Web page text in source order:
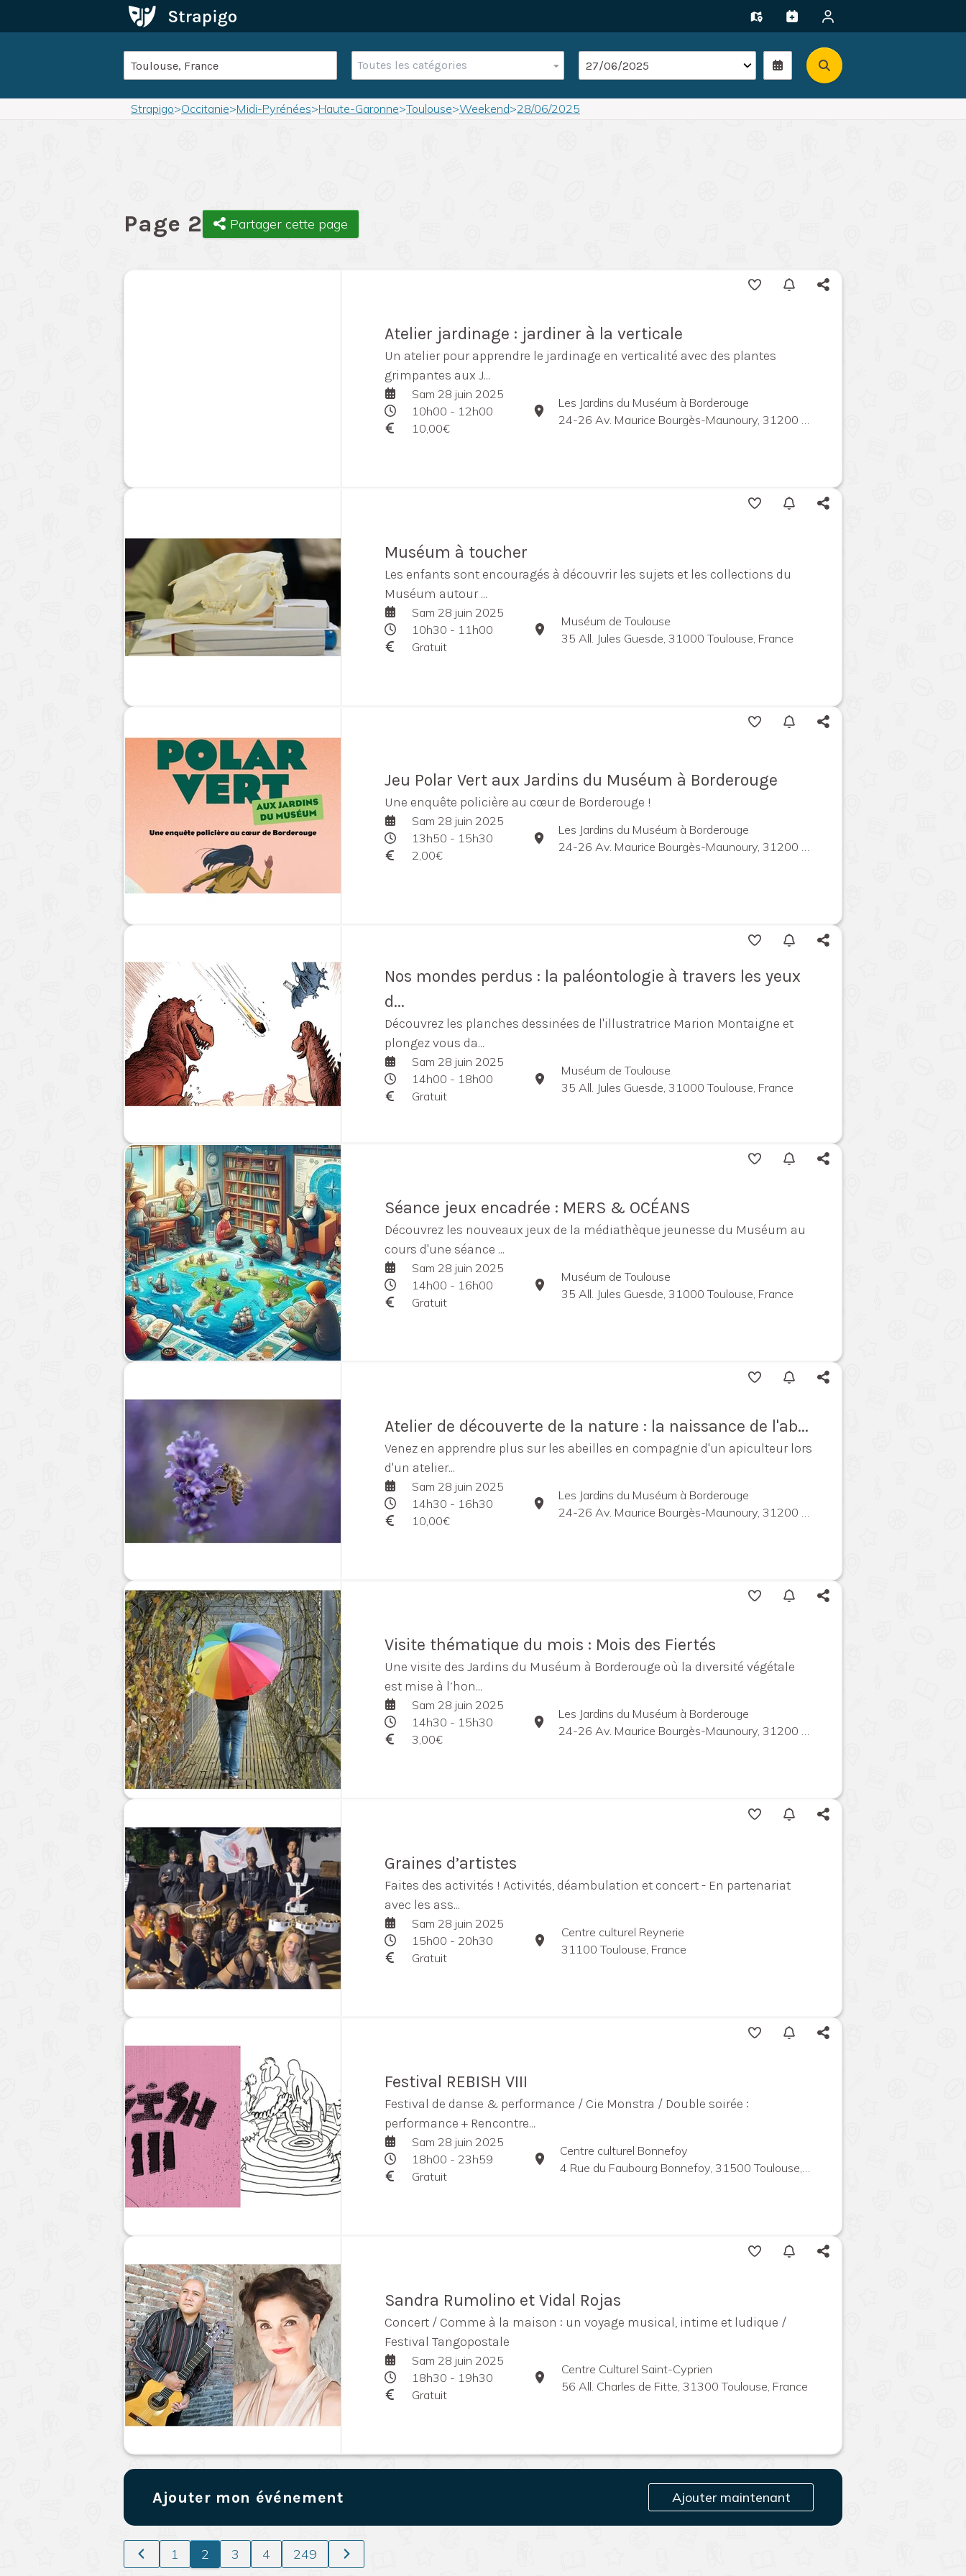
Toutes les catégories
Strapigo>Occitanie>Midi-Pyrénées>Haute-Garonne>Toulouse>Weekend>28/06/2025
Page 2 Partager cette page
Atelier jardinage : jardiner à la verticale
Un atelier pour apprendre le jardinage en verticalité avec des plantes
grimpantes aux J...
Sam 28 juin 2025
10h00 - 12h00
10,00€
Les Jardins du Muséum à Borderouge
24-26 Av. Maurice Bourgès-Maunoury, 31200 Toulouse, France
Muséum à toucher
Les enfants sont encouragés à découvrir les sujets et les collections du
Muséum autour ...
Sam 28 juin 2025
10h30 - 11h00
Gratuit
Muséum de Toulouse
35 All. Jules Guesde, 31000 Toulouse, France
Jeu Polar Vert aux Jardins du Muséum à Borderouge
Une enquête policière au cœur de Borderouge !
Sam 28 juin 2025
13h50 - 15h30
2,00€
Les Jardins du Muséum à Borderouge
24-26 Av. Maurice Bourgès-Maunoury, 31200 Toulouse, France
Nos mondes perdus : la paléontologie à travers les yeux
d...
Découvrez les planches dessinées de l'illustratrice Marion Montaigne et
plongez vous da...
Sam 28 juin 2025
14h00 - 18h00
Gratuit
Muséum de Toulouse
35 All. Jules Guesde, 31000 Toulouse, France
Séance jeux encadrée : MERS & OCÉANS
Découvrez les nouveaux jeux de la médiathèque jeunesse du Muséum au
cours d'une séance ...
Sam 28 juin 2025
14h00 - 16h00
Gratuit
Muséum de Toulouse
35 All. Jules Guesde, 31000 Toulouse, France
Atelier de découverte de la nature : la naissance de l'ab...
Venez en apprendre plus sur les abeilles en compagnie d'un apiculteur lors
d'un atelier...
Sam 28 juin 2025
14h30 - 16h30
10,00€
Les Jardins du Muséum à Borderouge
24-26 Av. Maurice Bourgès-Maunoury, 31200 Toulouse, France
Visite thématique du mois : Mois des Fiertés
Une visite des Jardins du Muséum à Borderouge où la diversité végétale
est mise à l’hon...
Sam 28 juin 2025
14h30 - 15h30
3,00€
Les Jardins du Muséum à Borderouge
24-26 Av. Maurice Bourgès-Maunoury, 31200 Toulouse, France
Graines d’artistes
Faites des activités ! Activités, déambulation et concert - En partenariat
avec les ass...
Sam 28 juin 2025
15h00 - 20h30
Gratuit
Centre culturel Reynerie
31100 Toulouse, France
Festival REBISH VIII
Festival de danse & performance / Cie Monstra / Double soirée :
performance + Rencontre...
Sam 28 juin 2025
18h00 - 23h59
Gratuit
Centre culturel Bonnefoy
4 Rue du Faubourg Bonnefoy, 31500 Toulouse, France
Sandra Rumolino et Vidal Rojas
Concert / Comme à la maison : un voyage musical, intime et ludique /
Festival Tangopostale
Sam 28 juin 2025
18h30 - 19h30
Gratuit
Centre Culturel Saint-Cyprien
56 All. Charles de Fitte, 31300 Toulouse, France
Ajouter mon événement Ajouter maintenant
1 2 3 4 249